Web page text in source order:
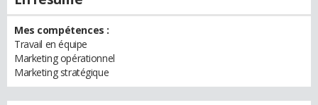
Mes compétences :
Travail en équipe
Marketing opérationnel
Marketing stratégique